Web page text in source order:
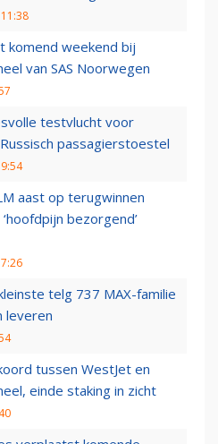
komend weekend bij
van SAS Noorwegen
testvlucht voor
passagierstoestel
aast op terugwinnen
bezorgend’
telg 737 MAX-familie
leveren
tussen WestJet en
einde staking in zicht